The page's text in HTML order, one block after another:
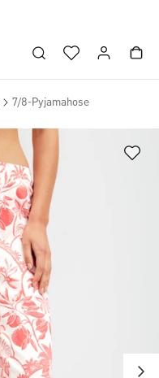
7/8-Pyjamahose